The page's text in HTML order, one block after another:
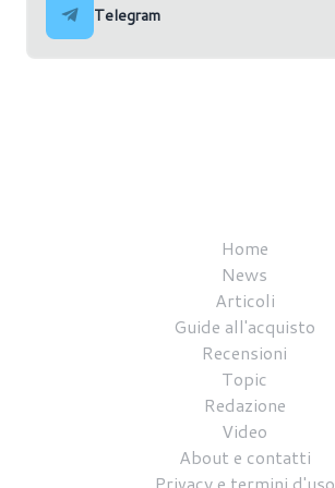
Telegram
Home
News
Articoli
Guide all'acquisto
Recensioni
Topic
Redazione
Video
About e contatti